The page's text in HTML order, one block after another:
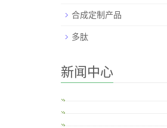
合成定制产品
多肽
新闻中心